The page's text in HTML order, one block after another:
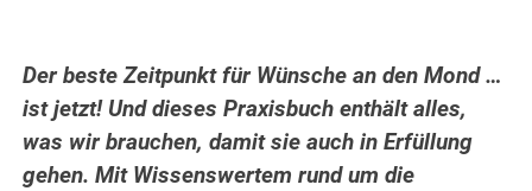
Der beste Zeitpunkt für Wünsche an den Mond …
ist jetzt! Und dieses Praxisbuch enthält alles,
was wir brauchen, damit sie auch in Erfüllung
gehen. Mit Wissenswertem rund um die